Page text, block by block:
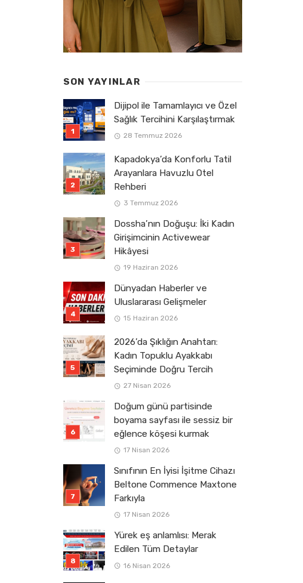
SON YAYINLAR
Dijipol ile Tamamlayıcı ve Özel
Sağlık Tercihini Karşılaştırmak
28 Temmuz 2026
Kapadokya’da Konforlu Tatil
Arayanlara Havuzlu Otel
Rehberi
3 Temmuz 2026
Dossha’nın Doğuşu: İki Kadın
Girişimcinin Activewear
Hikâyesi
19 Haziran 2026
Dünyadan Haberler ve
Uluslararası Gelişmeler
15 Haziran 2026
2026’da Şıklığın Anahtarı:
Kadın Topuklu Ayakkabı
Seçiminde Doğru Tercih
27 Nisan 2026
Doğum günü partisinde
boyama sayfası ile sessiz bir
eğlence köşesi kurmak
17 Nisan 2026
Sınıfının En İyisi İşitme Cihazı
Beltone Commence Maxtone
Farkıyla
17 Nisan 2026
Yürek eş anlamlısı: Merak
Edilen Tüm Detaylar
16 Nisan 2026